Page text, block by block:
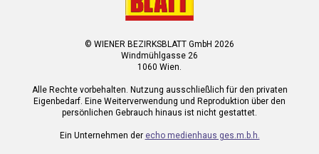
© WIENER BEZIRKSBLATT GmbH 2026
Windmühlgasse 26
1060 Wien.
Alle Rechte vorbehalten. Nutzung ausschließlich für den privaten
Eigenbedarf. Eine Weiterverwendung und Reproduktion über den
persönlichen Gebrauch hinaus ist nicht gestattet.
Ein Unternehmen der echo medienhaus ges.m.b.h.